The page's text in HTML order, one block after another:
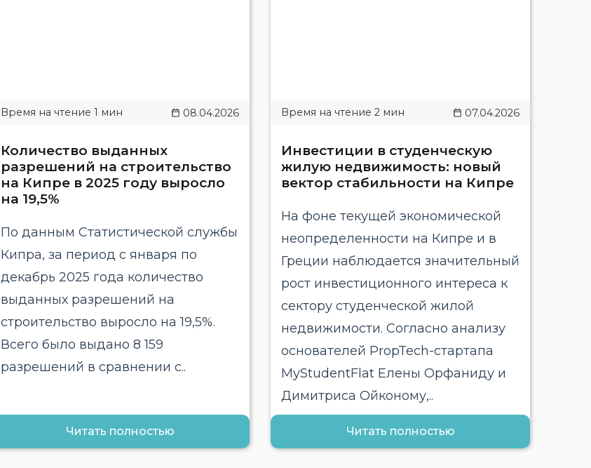
08.04.2026
Количество выданных
разрешений на строительство
на Кипре в 2025 году выросло
на 19,5%
По данным Статистической службы
Кипра, за период с января по
декабрь 2025 года количество
выданных разрешений на
строительство выросло на 19,5%.
Всего было выдано 8 159
разрешений в сравнении с..
Читать полностью
07.04.2026
Инвестиции в студенческую
жилую недвижимость: новый
вектор стабильности на Кипре
На фоне текущей экономической
неопределенности на Кипре и в
Греции наблюдается значительный
рост инвестиционного интереса к
сектору студенческой жилой
недвижимости. Согласно анализу
основателей PropTech-стартапа
MyStudentFlat Елены Орфаниду и
Димитриса Ойконому,..
Читать полностью